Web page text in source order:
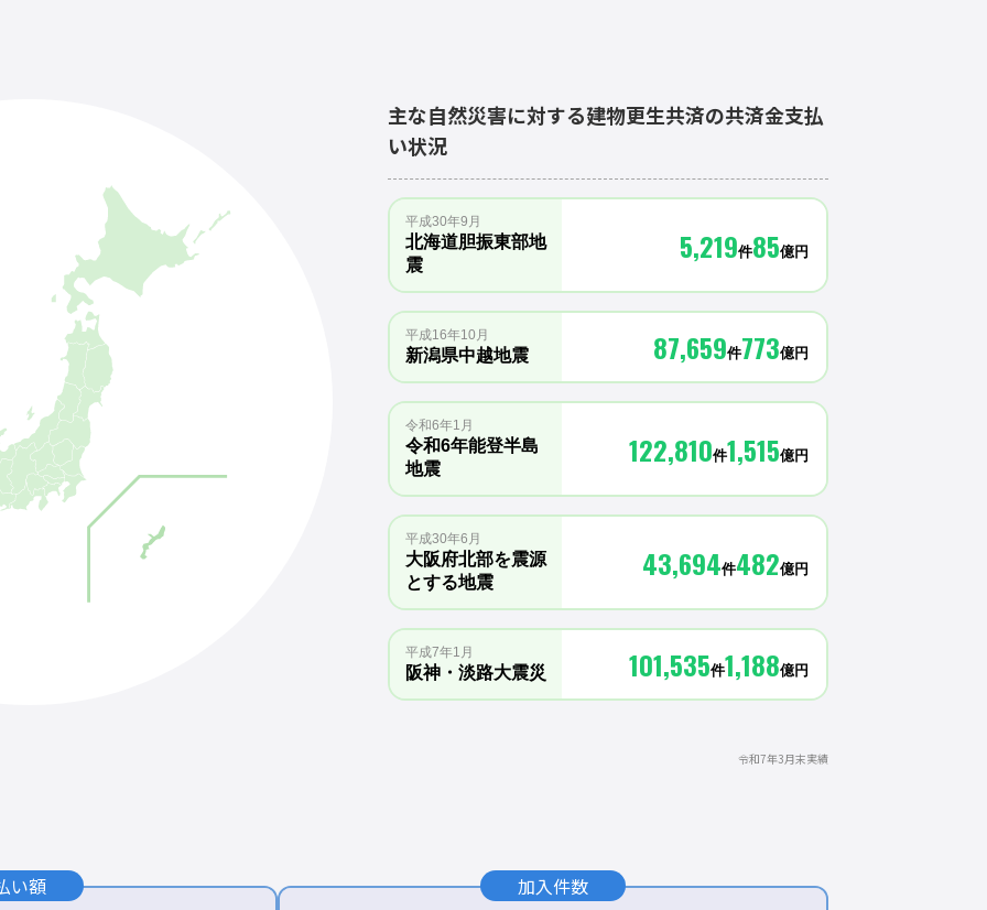
主な自然災害に対する建物更生共済の共済金支払
い状況
平成30年9月
北海道胆振東部地
震
5,219件85億円
平成16年10月
新潟県中越地震 87,659件773億円
令和6年1月
令和6年能登半島
地震
122,810件1,515億円
平成30年6月
大阪府北部を震源
とする地震
43,694件482億円
平成7年1月
阪神・淡路大震災 101,535件1,188億円
1,487億円
令和7年3月末実績
い額
加入件数